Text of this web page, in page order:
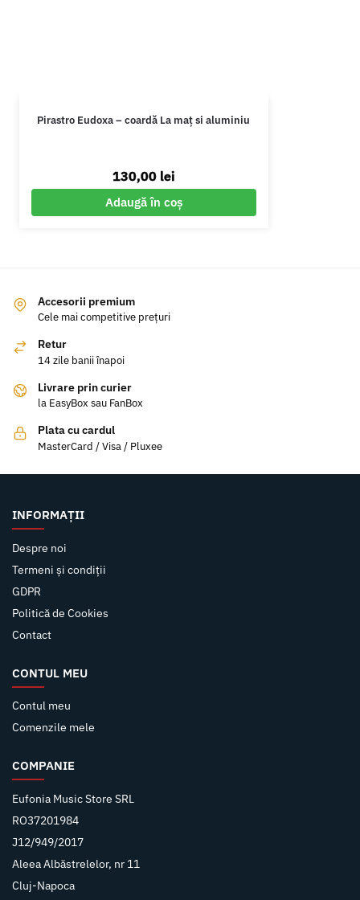
Pirastro Eudoxa – coardă La maț si aluminiu
130,00 lei
Adaugă în coș
Accesorii premium
Cele mai competitive prețuri
Retur
14 zile banii înapoi
Livrare prin curier
la EasyBox sau FanBox
Plata cu cardul
MasterCard / Visa / Pluxee
INFORMAȚII
Despre noi
Termeni și condiții
GDPR
Politică de Cookies
Contact
CONTUL MEU
Contul meu
Comenzile mele
COMPANIE
Eufonia Music Store SRL
RO37201984
J12/949/2017
Aleea Albăstrelelor, nr 11
Cluj-Napoca